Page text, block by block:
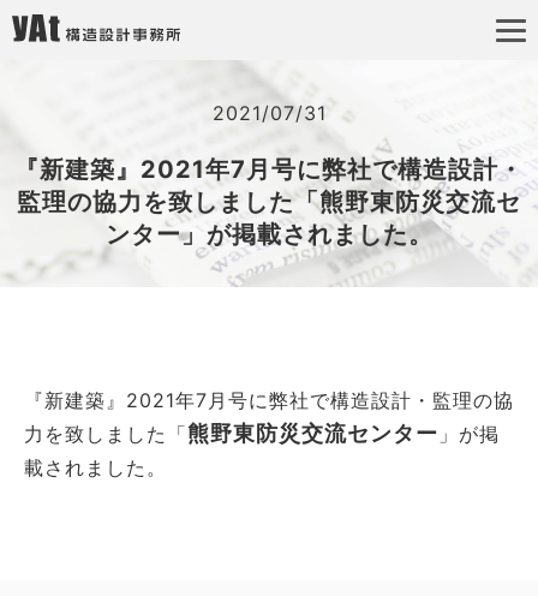
2021/07/31
『新建築』2021年7⽉号に弊社で構造設計・
監理の協⼒を致しました「熊野東防災交流セ
ンター」が掲載されました。
『新建築』2021年7⽉号に弊社で構造設計・監理の協
⼒を致しました「熊野東防災交流センター 」が掲
載されました。